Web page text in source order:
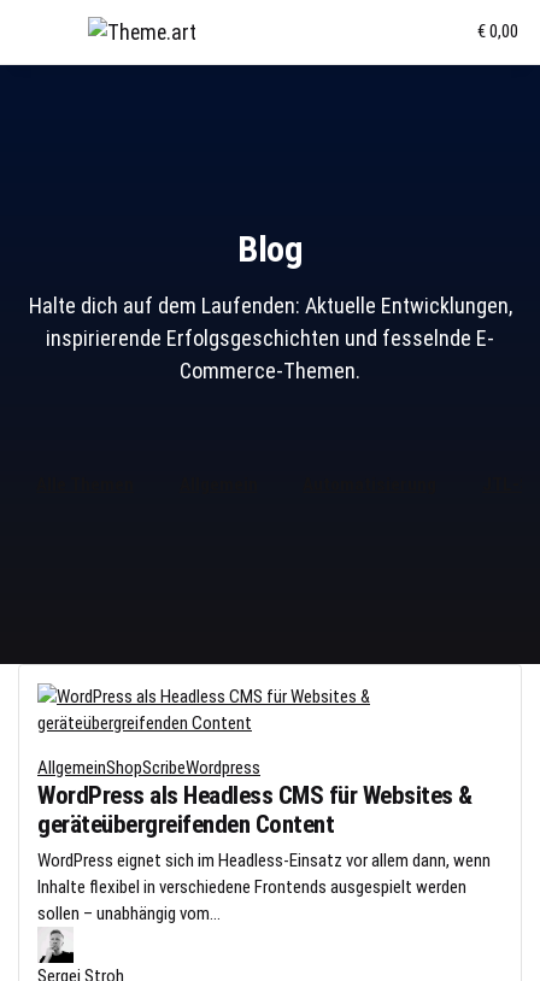
€ 0,00
Blog
Halte dich auf dem Laufenden: Aktuelle Entwicklungen,
inspirierende Erfolgsgeschichten und fesselnde E-
Commerce-Themen.
AllgemeinShopScribeWordpress
WordPress als Headless CMS für Websites &
geräteübergreifenden Content
WordPress eignet sich im Headless-Einsatz vor allem dann, wenn
Inhalte flexibel in verschiedene Frontends ausgespielt werden
sollen – unabhängig vom...
Sergej Stroh